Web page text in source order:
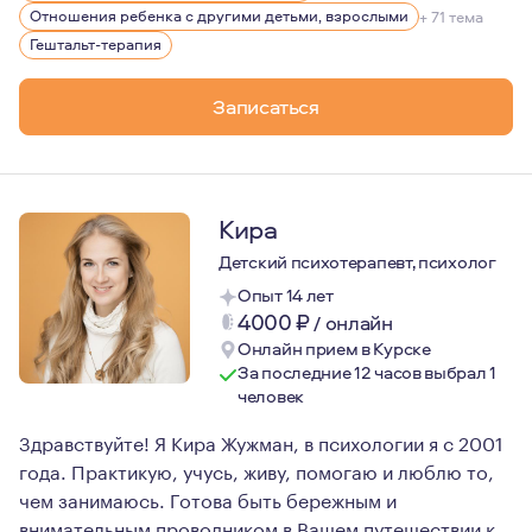
Есть много того, что мне интересно, но ничего
Отношения ребенка с другими детьми, взрослыми + 71 тема
Гештальт-терапия
Записаться
Кира
Детский психотерапевт, психолог
Опыт 14 лет
4000₽/ онлайн
Онлайн прием в Курске
За последние 12 часов выбрал 1
человек
Здравствуйте! Я Кира Жужман, в психологии я с 2001
года. Практикую, учусь, живу, помогаю и люблю то,
чем занимаюсь. Готова быть бережным и